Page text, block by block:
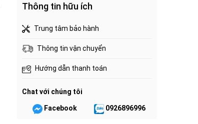
Thông tin hữu ích
Trung tâm bảo hành
Thông tin vận chuyển
Hướng dẫn thanh toán
Chat với chúng tôi
Facebook 0926896996